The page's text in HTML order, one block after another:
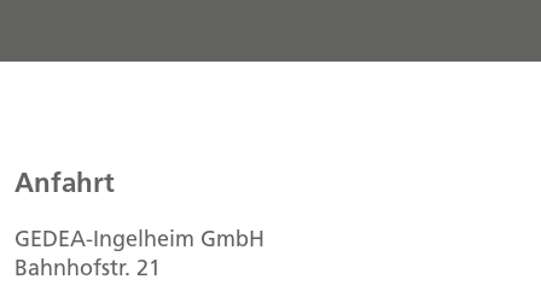
Anfahrt
GEDEA-Ingelheim GmbH
Bahnhofstr. 21